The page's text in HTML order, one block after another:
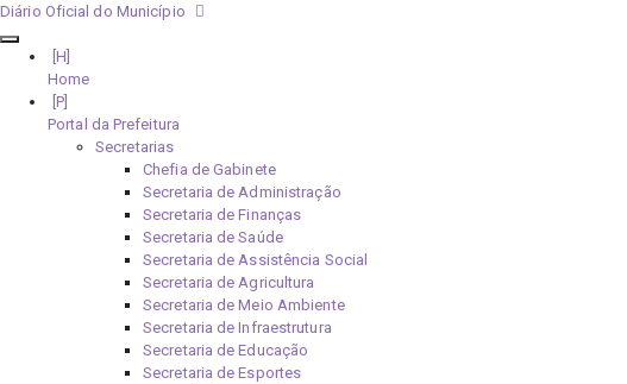
Diário Oficial do Município
Home
Portal da Prefeitura
Secretarias
Chefia de Gabinete
Secretaria de Administração
Secretaria de Finanças
Secretaria de Saúde
Secretaria de Assistência Social
Secretaria de Agricultura
Secretaria de Meio Ambiente
Secretaria de Infraestrutura
Secretaria de Educação
Secretaria de Esportes